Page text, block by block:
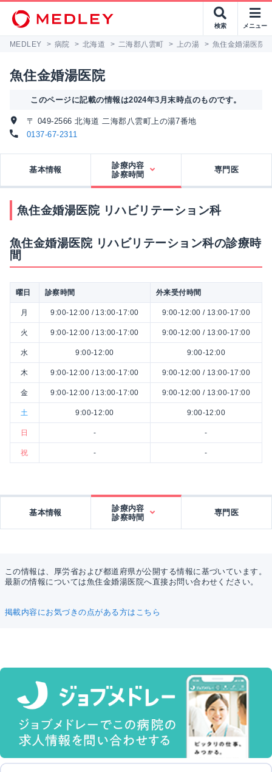
検索 メニュー
MEDLEY > 病院 > 北海道 > 二海郡八雲町 > 上の湯 > 魚住金婚湯医院
魚住金婚湯医院
このページに記載の情報は2024年3月末時点のものです。
〒 049-2566 北海道 二海郡八雲町上の湯7番地
0137-67-2311
基本情報
診療内容
診察時間
専門医
魚住金婚湯医院 リハビリテーション科
魚住金婚湯医院 リハビリテーション科の診療時
間
曜日 診察時間 外来受付時間
月 9:00-12:00 / 13:00-17:00 9:00-12:00 / 13:00-17:00
火 9:00-12:00 / 13:00-17:00 9:00-12:00 / 13:00-17:00
水 9:00-12:00 9:00-12:00
木 9:00-12:00 / 13:00-17:00 9:00-12:00 / 13:00-17:00
金 9:00-12:00 / 13:00-17:00 9:00-12:00 / 13:00-17:00
土 9:00-12:00 9:00-12:00
日 - -
祝 - -
基本情報
診療内容
診察時間
専門医
この情報は、厚労省および都道府県が公開する情報に基づいています。
最新の情報については魚住金婚湯医院へ直接お問い合わせください。
掲載内容にお気づきの点がある方はこちら